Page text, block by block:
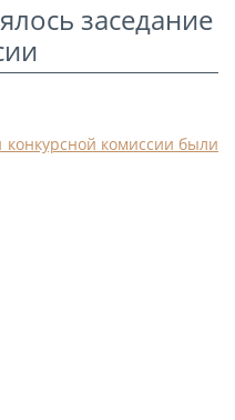
заседание
конкурсной комиссии были